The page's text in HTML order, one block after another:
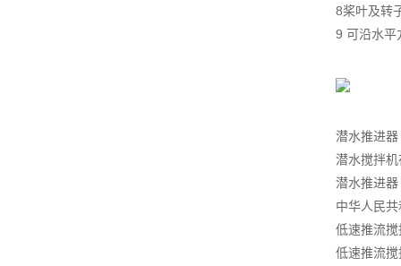
8桨叶及转
9 可沿水平
潜水推进
潜水搅拌
潜水推进
中华人民
低速推流
低速推流